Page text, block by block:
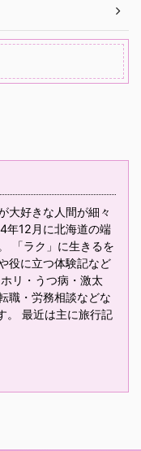
大好きな人間が細々
年12月に北海道の端
「ラク」に生きるを
役に立つ体験記など
リ・うつ病・激太
職・労務相談などな
。 最近は主に旅行記